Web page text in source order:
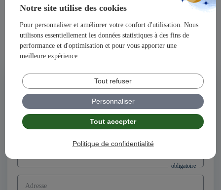
Notre site utilise des cookies
Pour personnaliser et améliorer votre confort d'utilisation. Nous
utilisons essentiellement les données statistiques à des fins de
performance et d'optimisation et pour vous apporter une
meilleure expérience.
Tout accepter
Tout refuser
Personnaliser
Politique de confidentialité
acteur majeur dans un secteur dynamique et en pleine
Ensemble, construisons votre avenir et votre succès avec
illiCO travaux !
Postuler à l'offre
Directeur d’agence franchisé F/H,
secteur Bagnères-de-Bigorre (65)
Adresse